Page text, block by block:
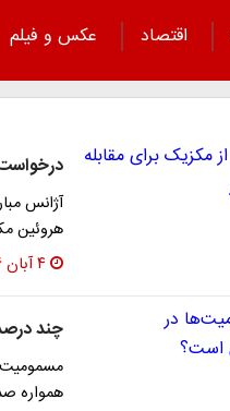
اقتصاد عکس و فیلم
درخواست
هروئین مکزیک اکنون 93
۴ آبان ۱۳۹۶
چند
مسمومیت
همواره